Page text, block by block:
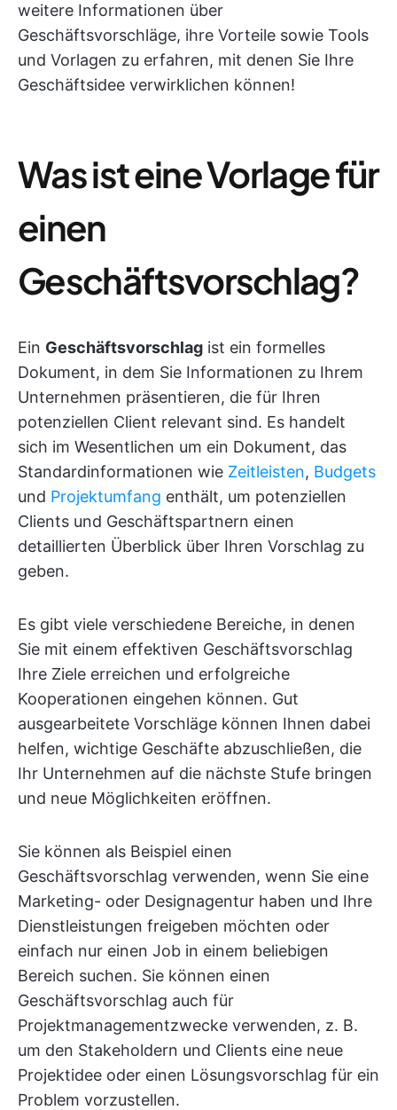
weitere Informationen über
Geschäftsvorschläge, ihre Vorteile sowie Tools
und Vorlagen zu erfahren, mit denen Sie Ihre
Geschäftsidee verwirklichen können!
Was ist eine Vorlage für
einen
Geschäftsvorschlag?
Ein Geschäftsvorschlag ist ein formelles
Dokument, in dem Sie Informationen zu Ihrem
Unternehmen präsentieren, die für Ihren
potenziellen Client relevant sind. Es handelt
sich im Wesentlichen um ein Dokument, das
Standardinformationen wie Zeitleisten, Budgets
und Projektumfang enthält, um potenziellen
Clients und Geschäftspartnern einen
detaillierten Überblick über Ihren Vorschlag zu
geben.
Es gibt viele verschiedene Bereiche, in denen
Sie mit einem effektiven Geschäftsvorschlag
Ihre Ziele erreichen und erfolgreiche
Kooperationen eingehen können. Gut
ausgearbeitete Vorschläge können Ihnen dabei
helfen, wichtige Geschäfte abzuschließen, die
Ihr Unternehmen auf die nächste Stufe bringen
und neue Möglichkeiten eröffnen.
Sie können als Beispiel einen
Geschäftsvorschlag verwenden, wenn Sie eine
Marketing- oder Designagentur haben und Ihre
Dienstleistungen freigeben möchten oder
einfach nur einen Job in einem beliebigen
Bereich suchen. Sie können einen
Geschäftsvorschlag auch für
Projektmanagementzwecke verwenden, z. B.
um den Stakeholdern und Clients eine neue
Projektidee oder einen Lösungsvorschlag für ein
Problem vorzustellen.